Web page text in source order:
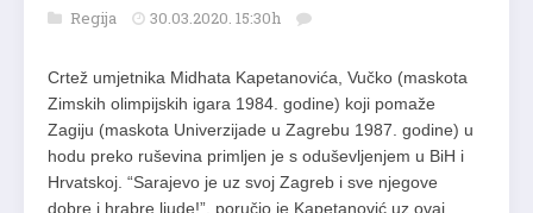
Regija 30.03.2020. 15:30h
Crtež umjetnika Midhata Kapetanovića, Vučko (maskota
Zimskih olimpijskih igara 1984. godine) koji pomaže
Zagiju (maskota Univerzijade u Zagrebu 1987. godine) u
hodu preko ruševina primljen je s oduševljenjem u BiH i
Hrvatskoj. “Sarajevo je uz svoj Zagreb i sve njegove
dobre i hrabre ljude!”, poručio je Kapetanović uz ovaj